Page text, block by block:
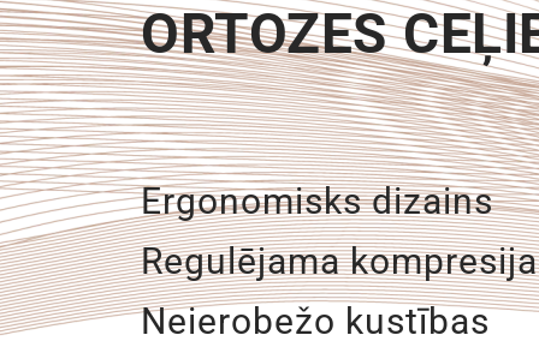
ORTOZES
Ergonomisks dizains
Regulējama kompresija
Neierobežo kustības